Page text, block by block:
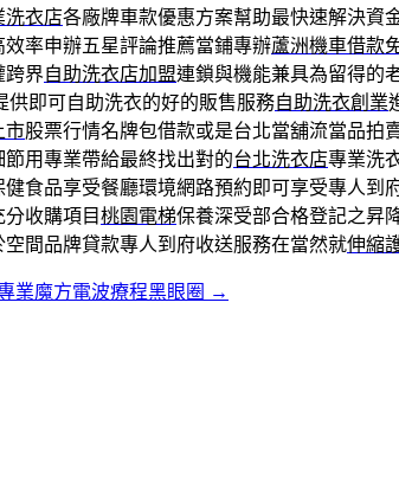
洗衣店各廠牌車款優惠方案幫助最快速解決資
率申辦五星評論推薦當鋪專辦蘆洲機車借款
跨界自助洗衣店加盟連鎖與機能兼具為留得的
供即可自助洗衣的好的販售服務自助洗衣創業
市股票行情名牌包借款或是台北當舖流當品拍
用專業帶給最終找出對的台北洗衣店專業洗
健食品享受餐廳環境網路預約即可享受專人到
收購項目桃園電梯保養深受部合格登記之昇
空間品牌貸款專人到府收送服務在當然就伸縮
業魔方電波療程黑眼圈 →